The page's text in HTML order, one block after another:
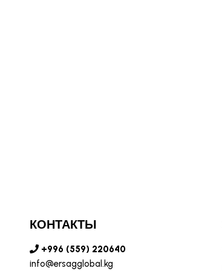
веру в
компанию Эрсаг"
КОНТАКТЫ
+996 (559) 220640
info@ersagglobal.kg